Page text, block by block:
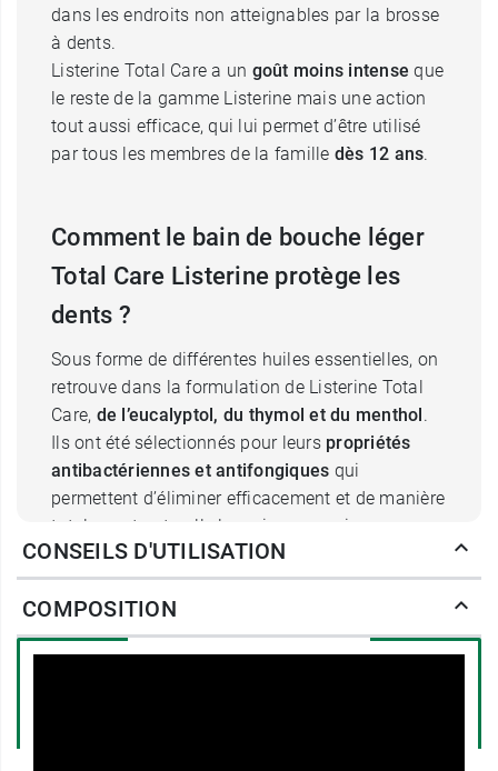
dans les endroits non atteignables par la brosse
à dents.
Listerine Total Care a un goût moins intense que
le reste de la gamme Listerine mais une action
tout aussi efficace, qui lui permet d’être utilisé
par tous les membres de la famille dès 12 ans.
Comment le bain de bouche léger
Total Care Listerine protège les
dents ?
Sous forme de différentes huiles essentielles, on
retrouve dans la formulation de Listerine Total
Care, de l’eucalyptol, du thymol et du menthol.
Ils ont été sélectionnés pour leurs propriétés
antibactériennes et antifongiques qui
permettent d’éliminer efficacement et de manière
totalement naturelle les micro-organismes
composant la plaque dentaire.
Dusalicylate de méthyleest également présent
afin d’apporter ses
idéales lorsque la plaque dentaire a déjà
CONSEILS D'UTILISATION
COMPOSITION